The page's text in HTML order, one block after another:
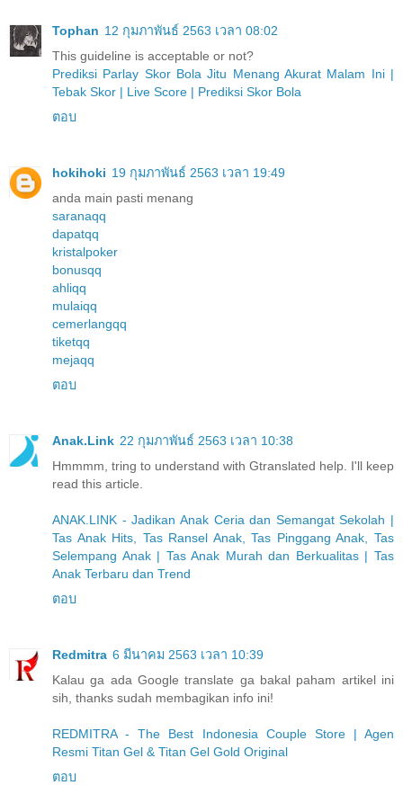
Tophan 12 กุมภาพันธ์ 2563 เวลา 08:02
This guideline is acceptable or not?
Prediksi Parlay Skor Bola Jitu Menang Akurat Malam Ini |
Tebak Skor | Live Score | Prediksi Skor Bola
ตอบ
hokihoki 19 กุมภาพันธ์ 2563 เวลา 19:49
anda main pasti menang
saranaqq
dapatqq
kristalpoker
bonusqq
ahliqq
mulaiqq
cemerlangqq
tiketqq
mejaqq
ตอบ
Anak.Link 22 กุมภาพันธ์ 2563 เวลา 10:38
Hmmmm, tring to understand with Gtranslated help. I'll keep
read this article.
ANAK.LINK - Jadikan Anak Ceria dan Semangat Sekolah |
Tas Anak Hits, Tas Ransel Anak, Tas Pinggang Anak, Tas
Selempang Anak | Tas Anak Murah dan Berkualitas | Tas
Anak Terbaru dan Trend
ตอบ
Redmitra 6 มีนาคม 2563 เวลา 10:39
Kalau ga ada Google translate ga bakal paham artikel ini
sih, thanks sudah membagikan info ini!
REDMITRA - The Best Indonesia Couple Store | Agen
Resmi Titan Gel & Titan Gel Gold Original
ตอบ